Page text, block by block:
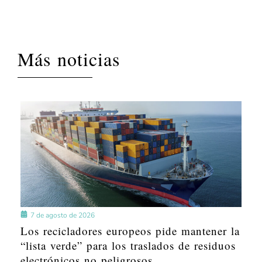
Más noticias
7 de agosto de 2026
Los recicladores europeos pide mantener la
“lista verde” para los traslados de residuos